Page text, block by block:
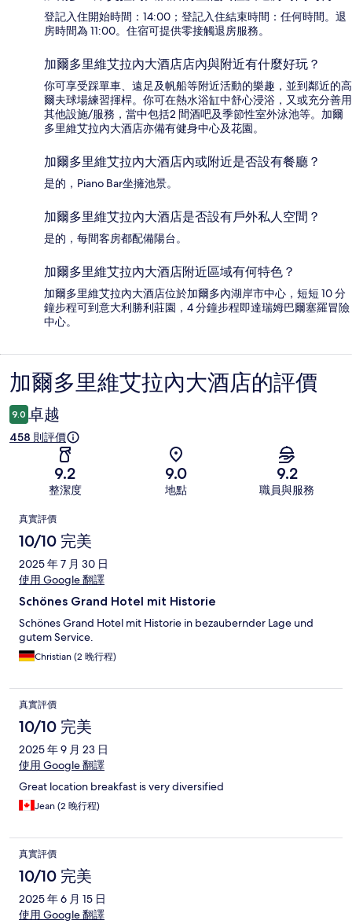
登記入住開始時間：14:00；登記入住結束時間：任何時間。退
房時間為 11:00。住宿可提供零接觸退房服務。
加爾多里維艾拉內大酒店店內與附近有什麼好玩？
你可享受踩單車、遠足及帆船等附近活動的樂趣，並到鄰近的高
爾夫球場練習揮桿。你可在熱水浴缸中舒心浸浴，又或充分善用
其他設施/服務，當中包括2 間酒吧及季節性室外泳池等。加爾
多里維艾拉內大酒店亦備有健身中心及花園。
加爾多里維艾拉內大酒店內或附近是否設有餐廳？
是的，Piano Bar坐擁池景。
加爾多里維艾拉內大酒店是否設有戶外私人空間？
是的，每間客房都配備陽台。
加爾多里維艾拉內大酒店附近區域有何特色？
加爾多里維艾拉內大酒店位於加爾多內湖岸市中心，短短 10 分
鐘步程可到意大利勝利莊園，4 分鐘步程即達瑞姆巴爾塞羅冒險
中心。
評
價
加爾多里維艾拉內大酒店的評價
9.0 卓越
458 則評價
9.2
整潔度
9.0
地點
9.2
職員與服務
評
價
真實評價
10/10 完美
2025 年 7 月 30 日
使用 Google 翻譯
Schönes Grand Hotel mit Historie
Schönes Grand Hotel mit Historie in bezaubernder Lage und
gutem Service.
Christian (2 晚行程)
真實評價
10/10 完美
2025 年 9 月 23 日
使用 Google 翻譯
Great location breakfast is very diversified
Jean (2 晚行程)
真實評價
10/10 完美
2025 年 6 月 15 日
使用 Google 翻譯